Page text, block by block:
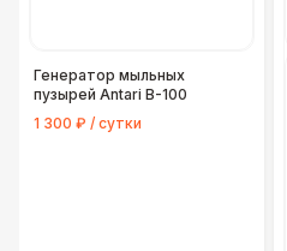
Генератор мыльных
пузырей Antari B-100
1 300 ₽ / сутки